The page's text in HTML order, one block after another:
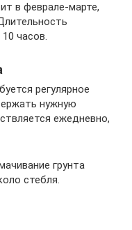
в феврале-марте,
часов.
регулярное
нужную
ежедневно,
грунта
стебля.